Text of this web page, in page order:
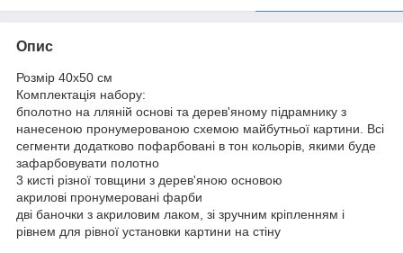
Опис
Розмір 40x50 см
Комплектація набору:
бполотно на лляній основі та дерев'яному підрамнику з
нанесеною пронумерованою схемою майбутньої картини. Всі
сегменти додатково пофарбовані в тон кольорів, якими буде
зафарбовувати полотно
3 кисті різної товщини з дерев'яною основою
акрилові пронумеровані фарби
дві баночки з акриловим лаком, зі зручним кріпленням і
рівнем для рівної установки картини на стіну